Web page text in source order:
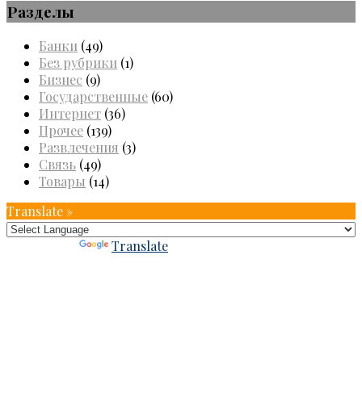
Разделы
Банки (49)
Без рубрики (1)
Бизнес (9)
Государственные (60)
Интернет (36)
Прочее (139)
Развлечения (3)
Связь (49)
Товары (14)
Translate »
Translate